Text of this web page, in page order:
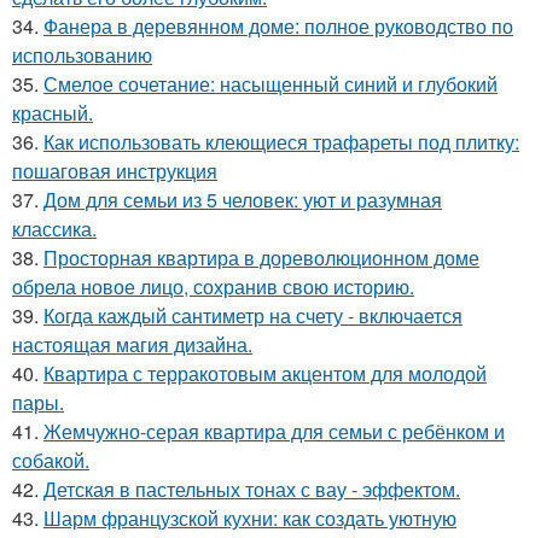
34. Фанера в деревянном доме: полное руководство по
использованию
35. Смелое сочетание: насыщенный синий и глубокий
красный.
36. Как использовать клеющиеся трафареты под плитку:
пошаговая инструкция
37. Дом для семьи из 5 человек: уют и разумная
классика.
38. Просторная квартира в дореволюционном доме
обрела новое лицо, сохранив свою историю.
39. Когда каждый сантиметр на счету - включается
настоящая магия дизайна.
40. Квартира с терракотовым акцентом для молодой
пары.
41. Жемчужно-серая квартира для семьи с ребёнком и
собакой.
42. Детская в пастельных тонах с вау - эффектом.
43. Шарм французской кухни: как создать уютную